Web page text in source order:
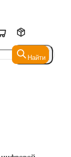
Найти
Найти